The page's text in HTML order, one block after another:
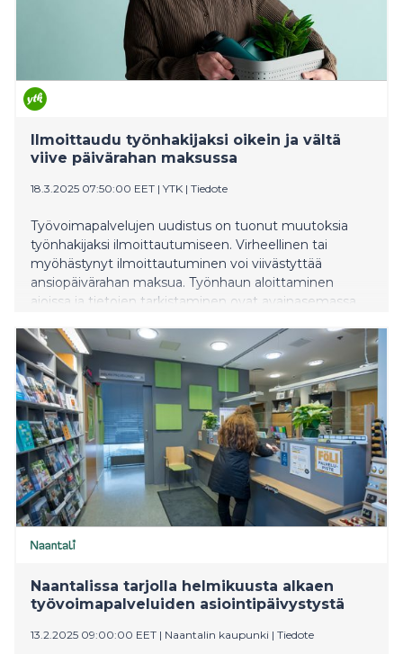
Ilmoittaudu työnhakijaksi oikein ja vältä
viive päivärahan maksussa
18.3.2025 07:50:00 EET | YTK | Tiedote
Työvoimapalvelujen uudistus on tuonut muutoksia
työnhakijaksi ilmoittautumiseen. Virheellinen tai
myöhästynyt ilmoittautuminen voi viivästyttää
ansiopäivärahan maksua. Työnhaun aloittaminen
ajoissa ja tietojen tarkistaminen ovat avainasemassa
Naantalissa tarjolla helmikuusta alkaen
työvoimapalveluiden asiointipäivystystä
13.2.2025 09:00:00 EET | Naantalin kaupunki | Tiedote